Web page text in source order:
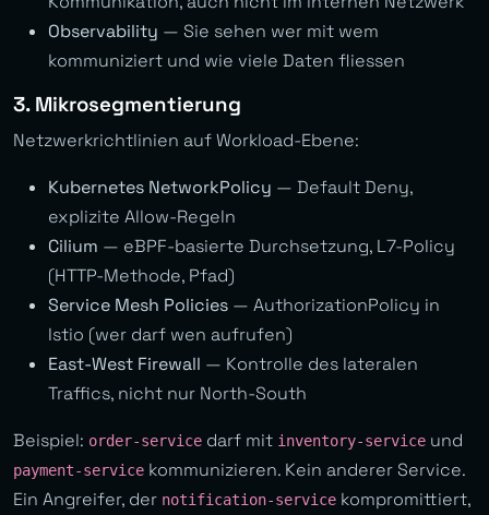
Observability — Sie sehen wer mit wem
kommuniziert und wie viele Daten fliessen
3. Mikrosegmentierung
Netzwerkrichtlinien auf Workload-Ebene:
Kubernetes NetworkPolicy — Default Deny,
explizite Allow-Regeln
Cilium — eBPF-basierte Durchsetzung, L7-Policy
(HTTP-Methode, Pfad)
Service Mesh Policies — AuthorizationPolicy in
Istio (wer darf wen aufrufen)
East-West Firewall — Kontrolle des lateralen
Traffics, nicht nur North-South
Beispiel: order-service darf mit inventory-service und
payment-service kommunizieren. Kein anderer Service.
Ein Angreifer, der notification-service kompromittiert,